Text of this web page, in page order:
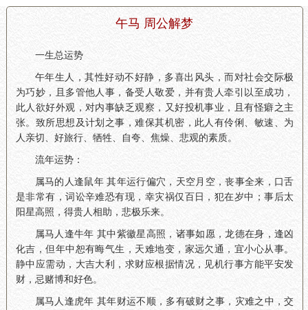
午马 周公解梦
一生总运势
午年生人，其性好动不好静，多喜出风头，而对社会交际极
为巧妙，且多管他人事，备受人敬爱，并有贵人牵引以至成功，
此人欲好外观，对内事缺乏观察，又好投机事业，且有怪癖之主
张。致所思想及计划之事，难保其机密，此人有伶俐、敏速、为
人亲切、好旅行、牺牲、自夸、焦燥、悲观的素质。
流年运势：
属马的人逢鼠年 其年运行偏穴，天空月空，丧事全来，口舌
是非常有，词讼辛难恐有现，幸灾祸仅百日，犯在岁中；事后太
阳星高照，得贵人相助，悲极乐来。
属马人逢牛年 其中紫徽星高照，诸事如愿，龙德在身，逢凶
化吉，但年中恕有晦气生，天难地变，家远欠通，宜小心从事。
静中应需动，大吉大利，求财应根据情况，见机行事方能平安发
财，忌赌博和好色。
属马人逢虎年 其年财运不顺，多有破财之事，灾难之中，交